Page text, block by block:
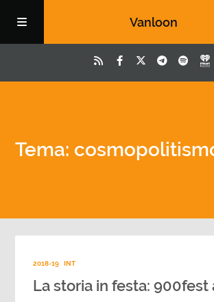
Vanloon
Tema:
2018-19 INT
La storia in festa: 900fest